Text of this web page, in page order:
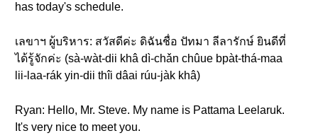
has today's schedule.
เลขาฯ ผู้บริหาร: สวัสดีค่ะ ดิฉันชื่อ ปัทมา ลีลารักษ์ ยินดีที่
ได้รู้จักค่ะ (sà-wàt-dii khâ dì-chǎn chûue bpàt-thá-maa
lii-laa-rák yin-dii thîi dâai rúu-jàk khâ)
Ryan: Hello, Mr. Steve. My name is Pattama Leelaruk.
It's very nice to meet you.